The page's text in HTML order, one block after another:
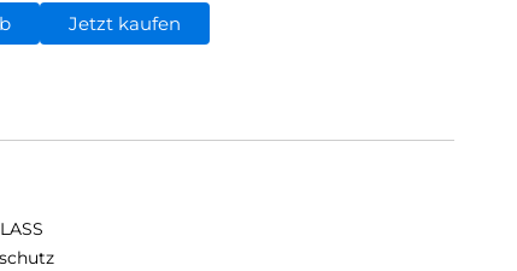
Jetzt kaufen